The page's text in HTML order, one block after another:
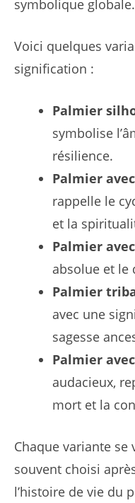
symbolique globale.
Voici quelques
signification :
Palmier
symbolise
résilience.
Palmier
rappelle le
et la
Palmier
absolue et le
Palmier
avec une
sagesse
Palmier
audacieux,
mort et la
Chaque variante
souvent choisi
l’histoire de vie du